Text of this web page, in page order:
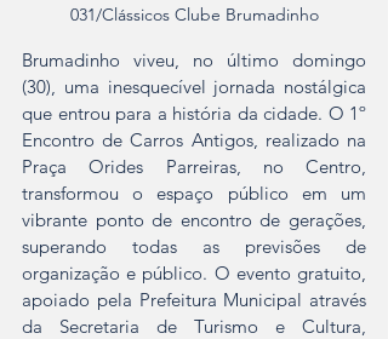
031/Clássicos Clube Brumadinho
Brumadinho viveu, no último domingo
(30), uma inesquecível jornada nostálgica
que entrou para a história da cidade. O 1º
Encontro de Carros Antigos, realizado na
Praça Orides Parreiras, no Centro,
transformou o espaço público em um
vibrante ponto de encontro de gerações,
superando todas as previsões de
organização e público. O evento gratuito,
apoiado pela Prefeitura Municipal através
da Secretaria de Turismo e Cultura,